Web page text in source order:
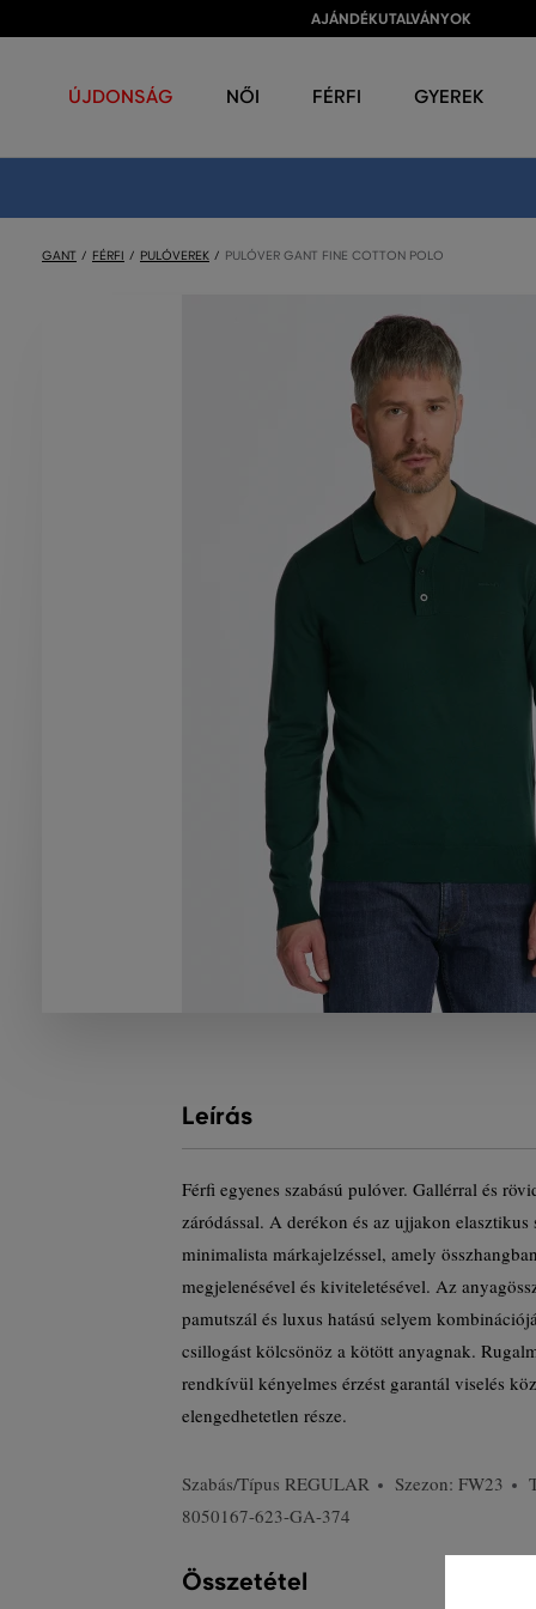
AJÁNDÉKUTALVÁNYOK
ÚJDONSÁG NŐI FÉRFI GYEREK
GANT FÉRFI PULÓVEREK PULÓVER GANT FINE COTTON POLO
Leírás
Férfi egyenes szabású pulóver. Gallérral és
záródással. A derékon és az ujjakon
minimalista márkajelzéssel, amely
megjelenésével és kiviteletésével. Az
pamutszál és luxus hatású selyem
csillogást kölcsönöz a kötött anyagnak.
rendkívül kényelmes érzést garantál viselés
elengedhetetlen része.
Szabás/Típus REGULAR Szezon: FW23
8050167-623-GA-374
Összetétel